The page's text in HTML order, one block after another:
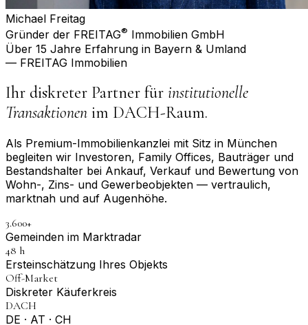
Michael Freitag
Gründer der FREITAG® Immobilien GmbH
Über 15 Jahre Erfahrung in Bayern & Umland
— FREITAG Immobilien
Ihr diskreter Partner für institutionelle
Transaktionen im DACH-Raum.
Als Premium-Immobilienkanzlei mit Sitz in München
begleiten wir Investoren, Family Offices, Bauträger und
Bestandshalter bei Ankauf, Verkauf und Bewertung von
Wohn-, Zins- und Gewerbeobjekten — vertraulich,
marktnah und auf Augenhöhe.
3.600+
Gemeinden im Marktradar
48 h
Erst­einschätzung Ihres Objekts
Off-Market
Diskreter Käuferkreis
DACH
DE · AT · CH